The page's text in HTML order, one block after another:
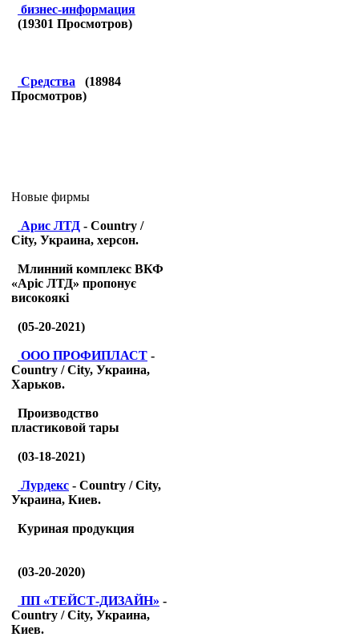
бизнес-информация
(19301 Просмотров)
Средства (18984
Просмотров)
Новые фирмы
Арис ЛТД - Country /
City, Украина, херсон.
Млинний комплекс ВКФ
«Аріс ЛТД» пропонує
високоякі
(05-20-2021)
ООО ПРОФИПЛАСТ -
Country / City, Украина,
Харьков.
Производство
пластиковой тары
(03-18-2021)
Лурдекс - Country / City,
Украина, Киев.
Куриная продукция
(03-20-2020)
ПП «ТЕЙСТ-ДИЗАЙН» -
Country / City, Украина,
Киев.